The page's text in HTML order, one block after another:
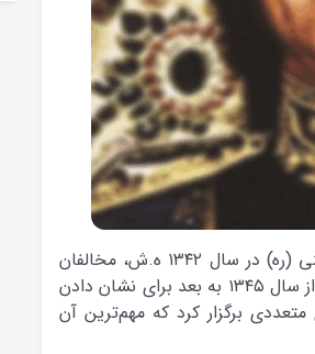
؛ پس از دستگیری حضرت امام خمینی (ره) در سال ۱۳۴۲ ه.ش، مخالفان
رژیم پهلوی به مبارزه زیرزمینی روی آوردند و از آن سو، شاه از سال ۱۳۴۵ به بعد برای نشان دادن
برگزار کرد که مهم‌ترین آن‌